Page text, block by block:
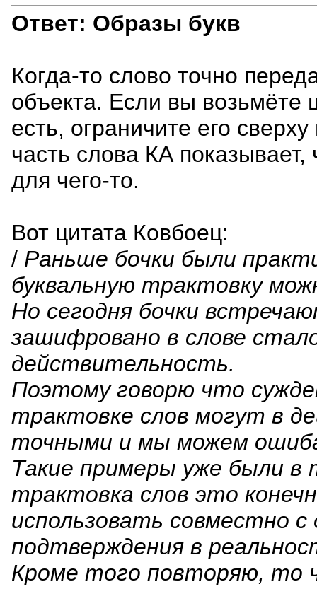
Ответ: Образы букв
Когда-то слово точно
объекта. Если вы возьмёте
есть, ограничите его
часть слова КА
для чего-то.
Вот цитата Ковбоец:
/ Раньше бочки были
буквальную трактовку
Но сегодня бочки
зашифровано в слове
действительность.
Поэтому говорю что
трактовке слов могут в
точными и мы можем
Такие примеры уже были в
трактовка слов это
использовать совместно
подтверждения в
Кроме того повторяю, то